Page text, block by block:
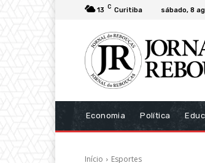
13 C Curitiba sábado, 8
Economia Política
Início Esportes